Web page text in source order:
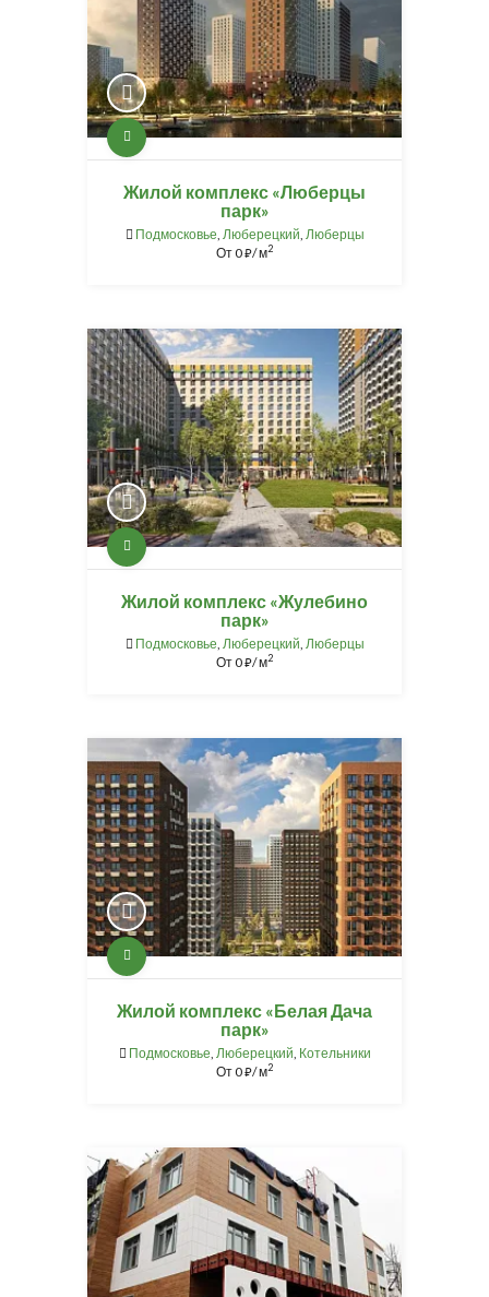
Жилой комплекс «Люберцы
парк»
Подмосковье Люберецкий Люберцы
От0⃏/ м2
Жилой комплекс «Жулебино
парк»
Подмосковье Люберецкий Люберцы
От0⃏/ м2
Жилой комплекс «Белая Дача
парк»
Подмосковье Люберецкий Котельники
От0⃏/ м2